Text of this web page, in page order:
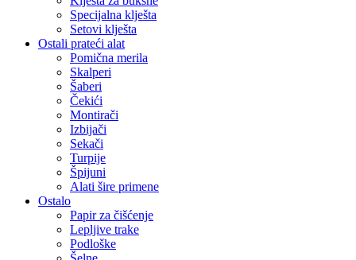
Specijalna klješta
Setovi klješta
Ostali prateći alat
Pomična merila
Skalperi
Šaberi
Čekići
Montirači
Izbijači
Sekači
Turpije
Špijuni
Alati šire primene
Ostalo
Papir za čišćenje
Lepljive trake
Podloške